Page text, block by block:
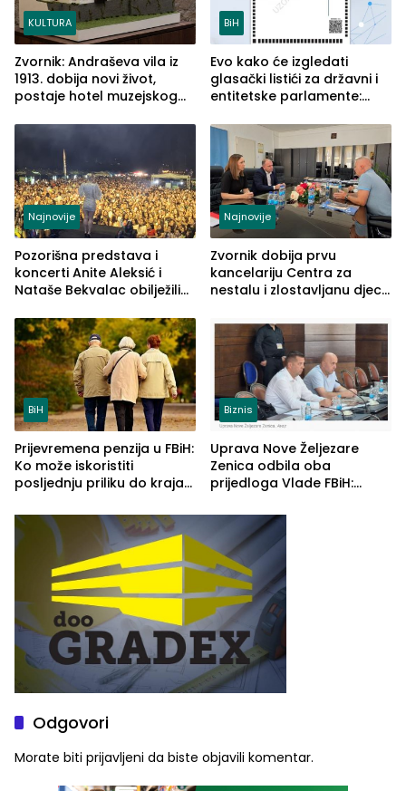
KULTURA
Zvornik: Andraševa vila iz
1913. dobija novi život,
postaje hotel muzejskog
BiH
Evo kako će izgledati
glasački listići za državni i
entitetske parlamente:
vidljive na njima
Najnovije
Pozorišna predstava i
koncerti Anite Aleksić i
Nataše Bekvalac obilježili
ljeta (FOTO)
Najnovije
Zvornik dobija prvu
kancelariju Centra za
nestalu i zlostavljanu djecu
BiH
Prijevremena penzija u FBiH:
Ko može iskoristiti
posljednju priliku do kraja
Biznis
Uprava Nove Željezare
Zenica odbila oba
prijedloga Vlade FBiH:
rješenje
Odgovori
Morate biti prijavljeni da biste objavili komentar.